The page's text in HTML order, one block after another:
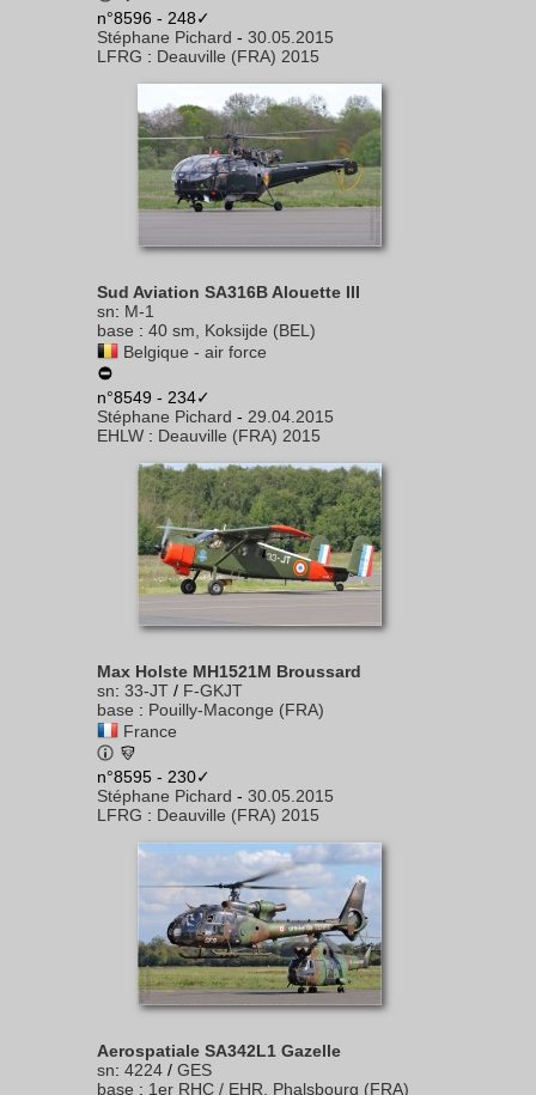
n°8596 - 248✓
Stéphane Pichard - 30.05.2015
LFRG : Deauville (FRA) 2015
Sud Aviation SA316B Alouette III
sn: M-1
base : 40 sm, Koksijde (BEL)
Belgique - air force
n°8549 - 234✓
Stéphane Pichard - 29.04.2015
EHLW : Deauville (FRA) 2015
Max Holste MH1521M Broussard
sn: 33-JT / F-GKJT
base : Pouilly-Maconge (FRA)
France
n°8595 - 230✓
Stéphane Pichard - 30.05.2015
LFRG : Deauville (FRA) 2015
Aerospatiale SA342L1 Gazelle
sn: 4224 / GES
base : 1er RHC / EHR, Phalsbourg (FRA)